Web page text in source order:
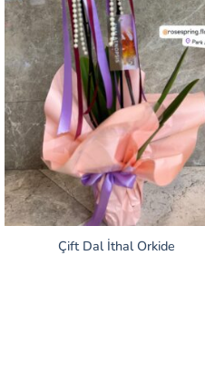
Çift Dal İthal Orkide